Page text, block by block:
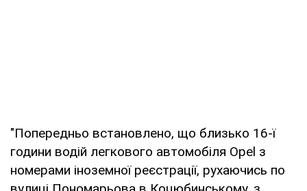
"Попередньо встановлено, що близько 16-ї
години водій легкового автомобіля Opel з
номерами іноземної реєстрації, рухаючись по